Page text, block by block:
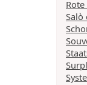
Salò